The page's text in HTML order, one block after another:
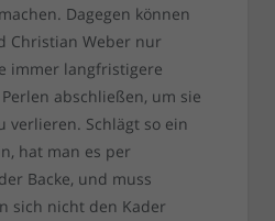
Dagegen können
Christian Weber nur
immer langfristigere
abschließen, um sie
verlieren. Schlägt so ein
hat man es per
Backe, und muss
sich nicht den Kader